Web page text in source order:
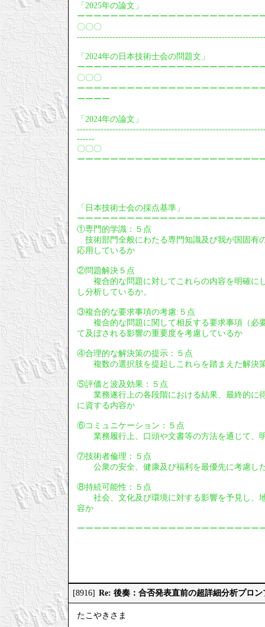
「2025年の論文」
ーーーーーーーーーーーーーーーーーーーーー
〇〇〇
「2024年の日本技術士会の問題文」
ーーーーーーーーーーーーーーーーーーーーー
〇〇〇
ーーーーーーーーーーーーーーーーーーーーー
ーーーー
「2024年の論文」
------
〇〇〇
ーーーーーーーーーーーーーーーーーーーーー
「日本技術士会の採点基準」
ーーーーーーーーーーーーーーーーーーーーー
①専門的学識：５点
技術部門全般にわたる専門知識及び我が国固有
応用しているか
②問題解決５点
複合的な問題に対してこれらの内容を明確に
し分析しているか。
③複合的な要求事項の考慮:５点
複合的な問題に関して相反する要求事項（必
て及ぼされる影響の重要度を考慮しているか
④合理的な解決策の提示：５点
複数の選択肢を提起しこれらを踏まえた解決
⑤評価と波及効果：５点
業務遂行上の各段階における結果、最終的に
に資する内容か
⑥コミュニケーション：５点
業務履行上、口頭や文書等の方法を通じて、
⑦技術者倫理：５点
公衆の安全、健康及び福利を最優先に考慮し
⑧持続可能性：５点
社会、文化及び環境に対する影響を予見し、
容か
ーーーーーーーーーーーーーーーーーーーーー
[8916] Re: 後奏：合否発表直前の超詳細分析プロ
たこやきさま